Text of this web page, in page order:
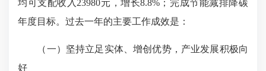
均可支配收入23980元，增长8.8%；完成节能减排降碳
年度目标。过去一年的主要工作成效是：
（一）坚持立足实体、增创优势，产业发展积极向
好